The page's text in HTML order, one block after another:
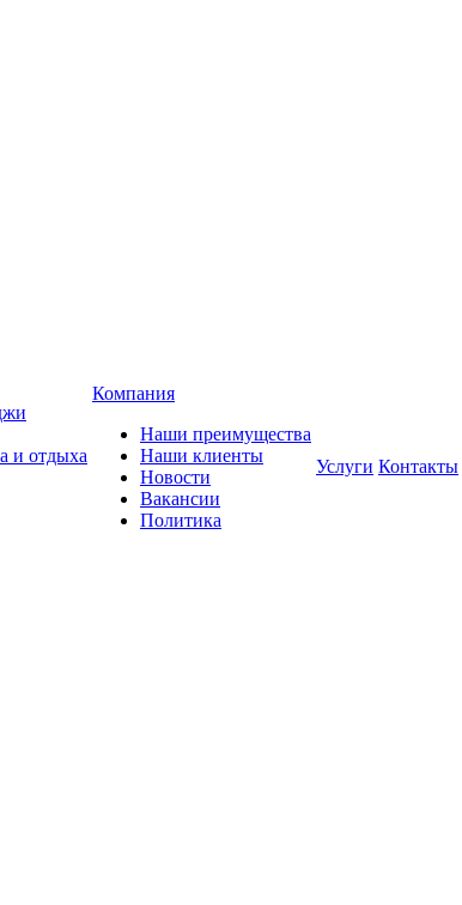
и отдыха
Компания
Наши преимущества
Наши клиенты
Новости
Вакансии
Политика
Услуги Контакты